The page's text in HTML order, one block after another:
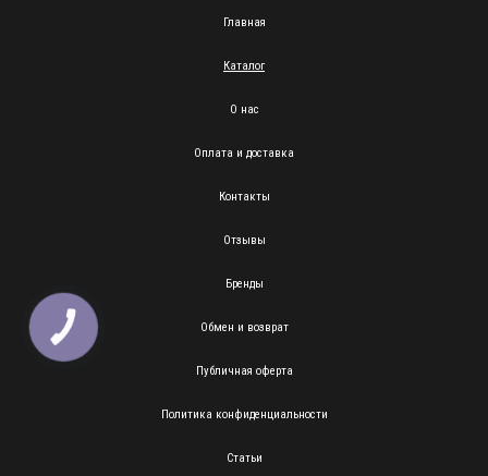
Главная
Каталог
О нас
Оплата и доставка
Контакты
Отзывы
Бренды
Обмен и возврат
Публичная оферта
Политика конфиденциальности
Статьи
КНОПКА
ЗВ'ЯЗКУ